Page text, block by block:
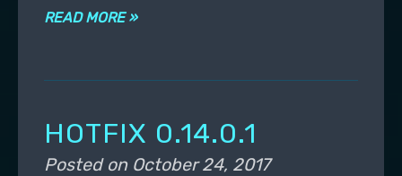
READ MORE »
HOTFIX 0.14.0.1
Posted on October 24, 2017